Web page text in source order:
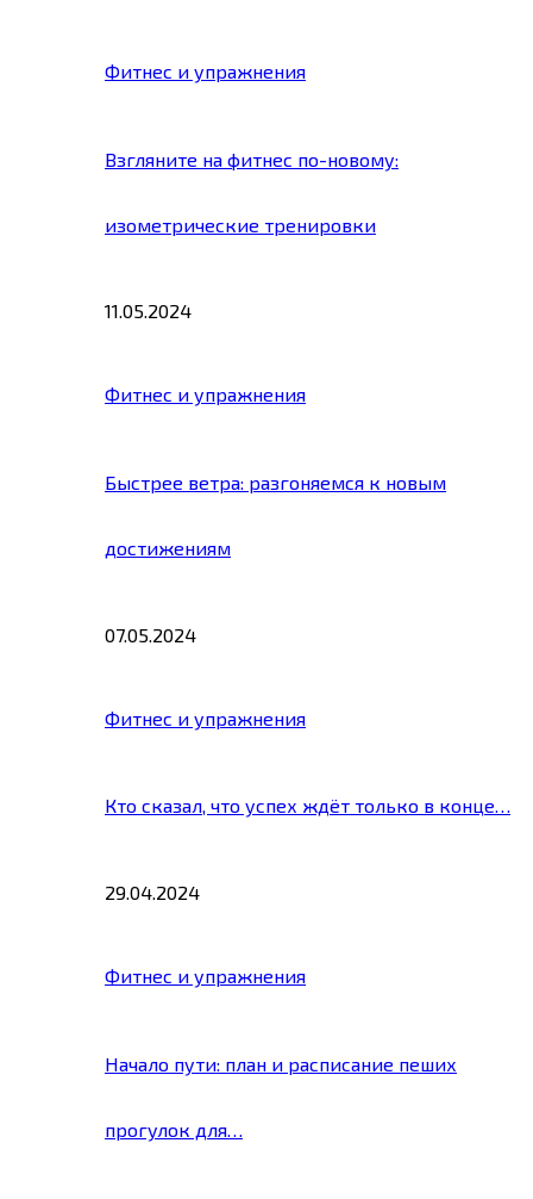
Фитнес и упражнения
Взгляните на фитнес по-новому:
изометрические тренировки
11.05.2024
Фитнес и упражнения
Быстрее ветра: разгоняемся к новым
достижениям
07.05.2024
Фитнес и упражнения
Кто сказал, что успех ждёт только в конце…
29.04.2024
Фитнес и упражнения
Начало пути: план и расписание пеших
прогулок для…